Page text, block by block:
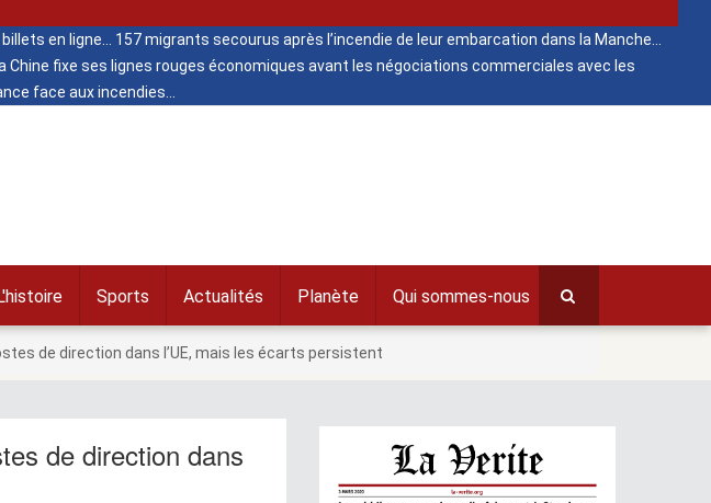
billets en ligne
157 migrants secourus après l’incendie de leur embarcation dans la Manche
Chine fixe ses lignes rouges économiques avant les négociations commerciales avec les
face aux incendies
Sports Actualités Planète Qui sommes-nous
de direction dans l’UE, mais les écarts persistent
de direction dans